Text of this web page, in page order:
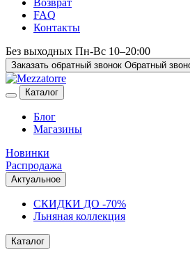
Возврат
FAQ
Контакты
Без выходных Пн-Вс 10–20:00
Заказать обратный звонок Обратный
Каталог
Блог
Магазины
Новинки
Распродажа
Актуальное
СКИДКИ ДО -70%
Льняная коллекция
Каталог